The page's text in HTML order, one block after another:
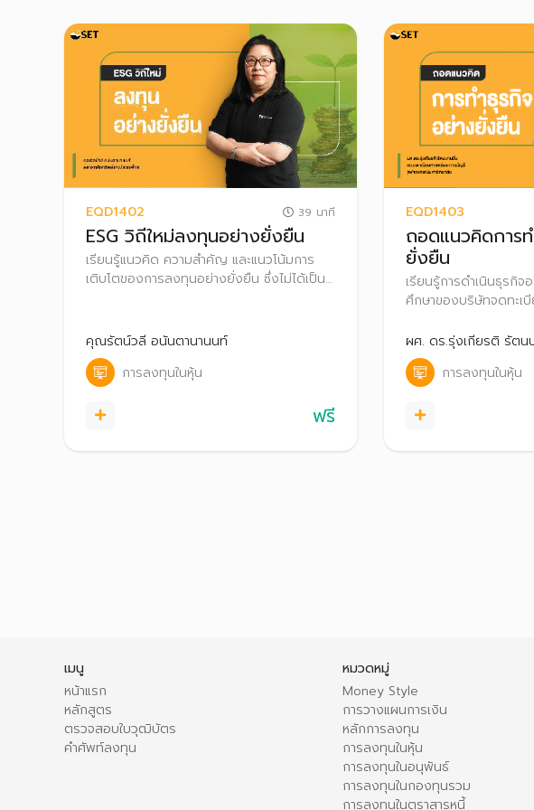
EQD1402 39 นาที
ESG วิถีใหม่ลงทุนอย่างยั่งยืน
เรียนรู้แนวคิด ความสำคัญ และแนวโน้มการ
เติบโตของการลงทุนอย่างยั่งยืน ซึ่งไม่ได้เป็น
คุณรัตน์วลี อนันตานานนท์
การลงทุนในหุ้น
ฟรี
EQD1403
ถอดแนวคิดการ
ยั่งยืน
เรียนรู้การดำเนินธุรกิ
ศึกษาของบริษัทจดทะเ
เหล่านั้น มาวิเคราะห์เพื่
ลงทุน
ผศ. ดร.รุ่งเกียรติ รัตน
การลงทุนในหุ้น
เมนู
หน้าแรก
หลักสูตร
ตรวจสอบใบวุฒิบัตร
คำศัพท์ลงทุน
หมวดหมู่
Money Style
การวางแผนการเงิน
หลักการลงทุน
การลงทุนในหุ้น
การลงทุนในอนุพันธ์
การลงทุนในกองทุนรวม
การลงทุนในตราสารหนี้